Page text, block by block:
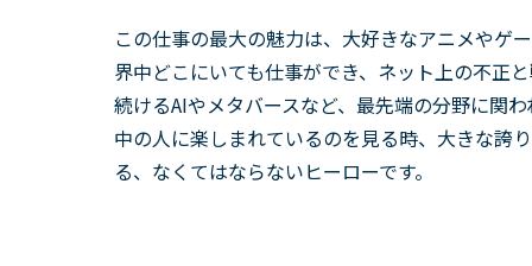
この仕事の最大の魅力は、大好きなアニメやゲ
界中どこにいても仕事ができ、ネット上の不正
続けるAIやメタバースなど、最先端の分野に関
中の人に楽しまれているのを見る時、大きな誇
る、なくてはならないヒーローです。